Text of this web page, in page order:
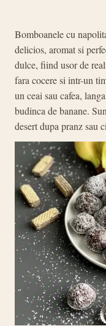
Bomboanele cu
delicios, aromat si
dulce, fiind usor de
fara cocere si intr-un
un ceai sau cafea,
budinca de banane.
desert dupa pranz sau